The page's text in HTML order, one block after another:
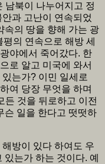
남북이 나누어지고 정
과 고난이 연속되었
속의 땅을 향해 가는 광
의 연속으로 해방 세
야에서 죽어갔다. 한
로 알고 미국에 와서
는가? 이민 일세로
여 당장 무엇을 하며
든 것을 뒤로하고 이전
슨 일을 한다고 떳떳하
방이 있다 하여도 우
는가 하는 것이다. 예